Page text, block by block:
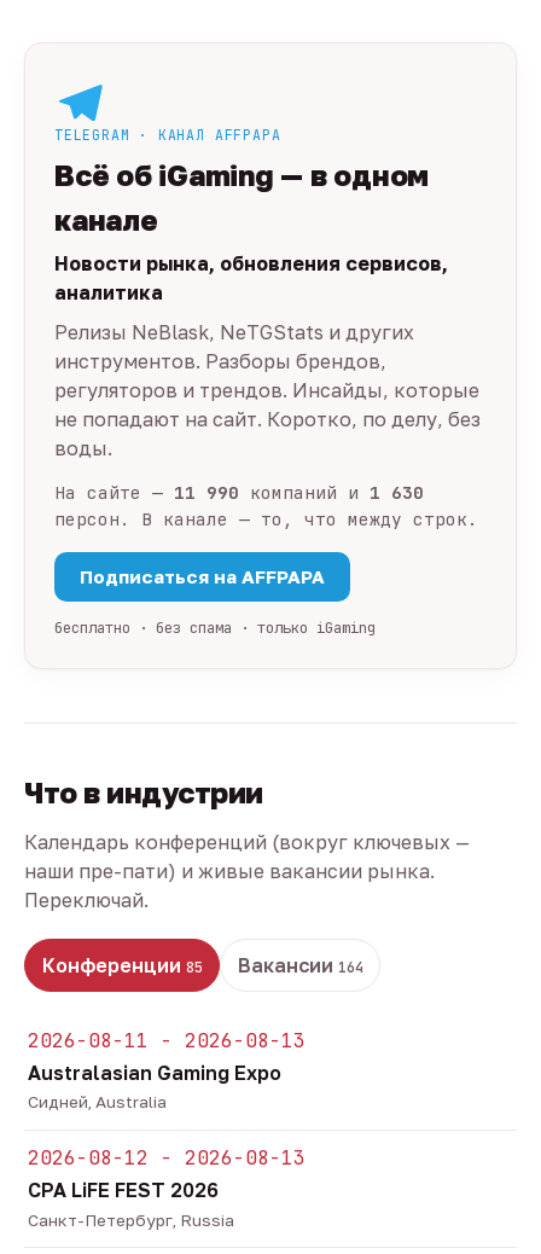
TELEGRAM · КАНАЛ AFFPAPA
Всё об iGaming — в одном
канале
Новости рынка, обновления сервисов,
аналитика
Релизы NeBlask, NeTGStats и других
инструментов. Разборы брендов,
регуляторов и трендов. Инсайды, которые
не попадают на сайт. Коротко, по делу, без
воды.
На сайте — 11 990 компаний и 1 630
персон. В канале — то, что между строк.
Подписаться на AFFPAPA
бесплатно · без спама · только iGaming
Что в индустрии
Календарь конференций (вокруг ключевых —
наши пре-пати) и живые вакансии рынка.
Переключай.
Конференции 85 Вакансии 164
2026-08-11 - 2026-08-13
Australasian Gaming Expo
Сидней, Australia
2026-08-12 - 2026-08-13
CPA LiFE FEST 2026
Санкт-Петербург, Russia